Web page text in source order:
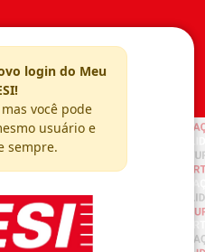
login do Meu
você pode
usuário e
sempre.